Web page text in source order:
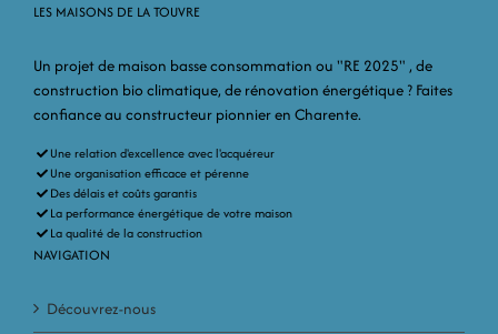
LES MAISONS DE LA TOUVRE
Un projet de maison basse consommation ou "RE 2025" , de
construction bio climatique, de rénovation énergétique ? Faites
confiance au constructeur pionnier en Charente.
Une relation d'excellence avec l'acquéreur
Une organisation efficace et pérenne
Des délais et coûts garantis
La performance énergétique de votre maison
La qualité de la construction
NAVIGATION
Découvrez-nous